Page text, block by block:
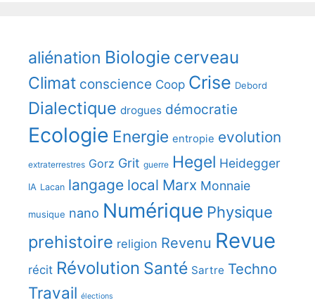
aliénation Biologie cerveau
Climat conscience Coop Crise Debord
Dialectique drogues démocratie
Ecologie Energie entropie evolution
extraterrestres Gorz Grit guerre Hegel Heidegger
IA Lacan langage local Marx Monnaie
musique nano Numérique Physique
prehistoire religion Revenu Revue
récit Révolution Santé Sartre Techno
Travail élections